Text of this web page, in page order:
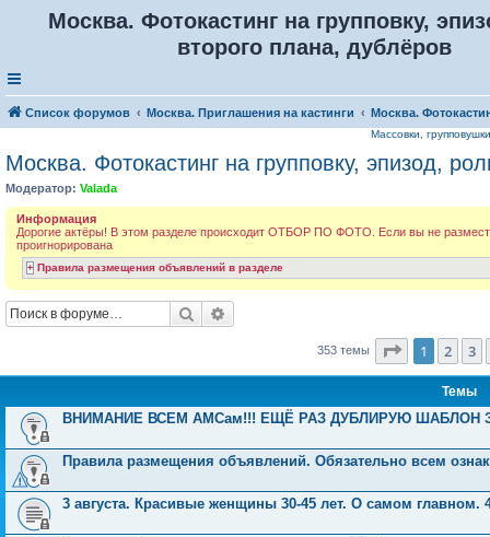
Москва. Фотокастинг на групповку,
второго плана, дублёров
Список форумов Москва. Приглашения на кастинги Москва.
Массовки,
Москва. Фотокастинг на групповку, эпизод,
Модератор: Valada
Информация
Дорогие актёры! В этом разделе происходит ОТБОР ПО ФОТО. Если вы не
проигнорирована
Правила размещения объявлений в разделе
Поиск
353 темы Страница
1 2 3
Темы
ВНИМАНИЕ ВСЕМ АМСам!!! ЕЩЁ РАЗ ДУБЛИРУЮ ШАБЛОН
Правила размещения объявлений. Обязательно всем
3 августа. Красивые женщины 30-45 лет. О самом главном.